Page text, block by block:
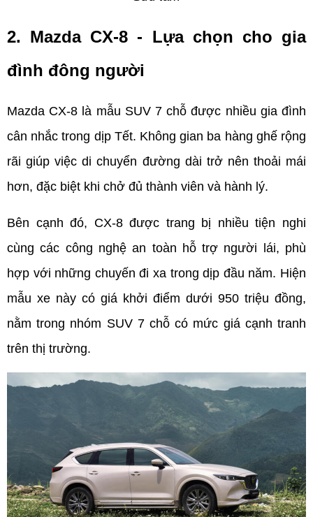
2. Mazda CX-8 - Lựa chọn cho gia
đình đông người
Mazda CX-8 là mẫu SUV 7 chỗ được nhiều gia đình
cân nhắc trong dịp Tết. Không gian ba hàng ghế rộng
rãi giúp việc di chuyển đường dài trở nên thoải mái
hơn, đặc biệt khi chở đủ thành viên và hành lý.
Bên cạnh đó, CX-8 được trang bị nhiều tiện nghi
cùng các công nghệ an toàn hỗ trợ người lái, phù
hợp với những chuyến đi xa trong dịp đầu năm. Hiện
mẫu xe này có giá khởi điểm dưới 950 triệu đồng,
nằm trong nhóm SUV 7 chỗ có mức giá cạnh tranh
trên thị trường.